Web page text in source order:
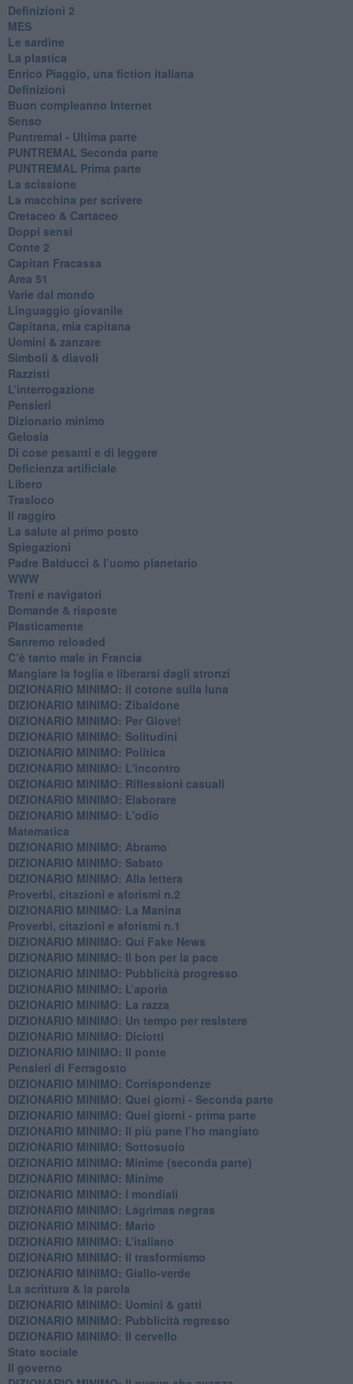
​Definizioni 2
MES
Le sardine
La plastica
​Enrico Piaggio, una fiction italiana
Definizioni
​Buon compleanno Internet
Senso
Puntremal - Ultima parte
PUNTREMAL Seconda parte
​PUNTREMAL Prima parte
La scissione
La macchina per scrivere
Cretaceo & Cartaceo
Doppi sensi
​Conte 2
​Capitan Fracassa
​Area 51
Varie dal mondo
​Linguaggio giovanile
​Capitana, mia capitana
Uomini & zanzare
​Simboli & diavoli
Razzisti
​L’interrogazione
Pensieri
​Dizionario minimo
Gelosia
Di cose pesanti e di leggere
​Deficienza artificiale
Libero
Trasloco
Il raggiro
​La salute al primo posto
Spiegazioni
Padre Balducci & l’uomo planetario
WWW
​Treni e navigatori
​Domande & risposte
​Plasticamente
Sanremo reloaded
C’è tanto male in Francia
​Mangiare la foglia e liberarsi dagli stronzi
DIZIONARIO MINIMO: Il cotone sulla luna
DIZIONARIO MINIMO: Zibaldone
DIZIONARIO MINIMO: Per Giove!
DIZIONARIO MINIMO: Solitudini
DIZIONARIO MINIMO: Politica
DIZIONARIO MINIMO: L'incontro
DIZIONARIO MINIMO: Riflessioni casuali
DIZIONARIO MINIMO: Elaborare
DIZIONARIO MINIMO: L'odio
​Matematica
DIZIONARIO MINIMO: Abramo
DIZIONARIO MINIMO: Sabato
​DIZIONARIO MINIMO: Alla lettera
Proverbi, citazioni e aforismi n.2
DIZIONARIO MINIMO: La Manina
​Proverbi, citazioni e aforismi n.1
DIZIONARIO MINIMO: Qui Fake News
DIZIONARIO MINIMO: ​Il bon per la pace
DIZIONARIO MINIMO: Pubblicità progresso
DIZIONARIO MINIMO: L’aporìa
DIZIONARIO MINIMO: La razza
DIZIONARIO MINIMO: Un tempo per resistere
DIZIONARIO MINIMO: Diciotti
DIZIONARIO MINIMO: Il ponte
Pensieri di Ferragosto
DIZIONARIO MINIMO: Corrispondenze
DIZIONARIO MINIMO: Quei giorni - Seconda parte
DIZIONARIO MINIMO: Quei giorni - prima parte
DIZIONARIO MINIMO: Il più pane l’ho mangiato
DIZIONARIO MINIMO: Sottosuolo
DIZIONARIO MINIMO: Minime (seconda parte)
DIZIONARIO MINIMO: Minime
DIZIONARIO MINIMO: ​I mondiali
DIZIONARIO MINIMO: ​Lágrimas negras
DIZIONARIO MINIMO: Mario
DIZIONARIO MINIMO: L’italiano
DIZIONARIO MINIMO: Il trasformismo
DIZIONARIO MINIMO: Giallo-verde
La scrittura & la parola
​DIZIONARIO MINIMO: Uomini & gatti
DIZIONARIO MINIMO: ​Pubblicità regresso
DIZIONARIO MINIMO: Il cervello
Stato sociale
Il governo